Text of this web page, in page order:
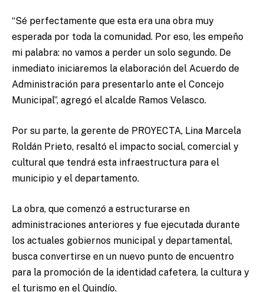
“Sé perfectamente que esta era una obra muy
esperada por toda la comunidad. Por eso, les empeño
mi palabra: no vamos a perder un solo segundo. De
inmediato iniciaremos la elaboración del Acuerdo de
Administración para presentarlo ante el Concejo
Municipal”, agregó el alcalde Ramos Velasco.
Por su parte, la gerente de PROYECTA, Lina Marcela
Roldán Prieto, resaltó el impacto social, comercial y
cultural que tendrá esta infraestructura para el
municipio y el departamento.
La obra, que comenzó a estructurarse en
administraciones anteriores y fue ejecutada durante
los actuales gobiernos municipal y departamental,
busca convertirse en un nuevo punto de encuentro
para la promoción de la identidad cafetera, la cultura y
el turismo en el Quindío.